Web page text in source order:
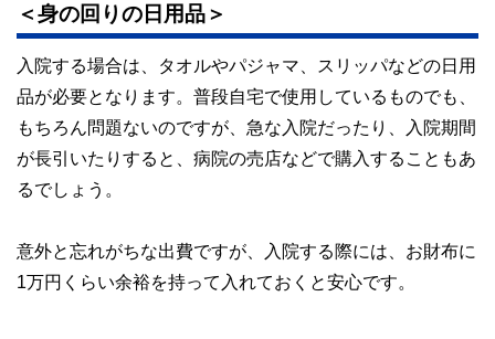
＜身の回りの日用品＞
入院する場合は、タオルやパジャマ、スリッパなどの日用
品が必要となります。普段自宅で使用しているものでも、
もちろん問題ないのですが、急な入院だったり、入院期間
が長引いたりすると、病院の売店などで購入することもあ
るでしょう。
意外と忘れがちな出費ですが、入院する際には、お財布に
1万円くらい余裕を持って入れておくと安心です。